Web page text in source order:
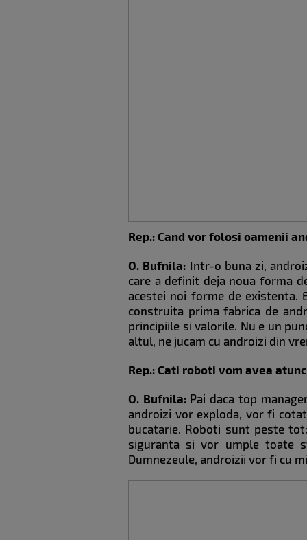
Rep.: Cand vor folosi oamenii
O. Bufnila: Intr-o buna zi,
care a definit deja noua forma
acestei noi forme de existenta.
construita prima fabrica de
principiile si valorile. Nu e un
altul, ne jucam cu androizi din
Rep.: Cati roboti vom avea
O. Bufnila:Pai daca top
androizi vor exploda, vor fi
bucatarie. Roboti sunt peste
siguranta si vor umple toate
Dumnezeule, androizii vor fi cu